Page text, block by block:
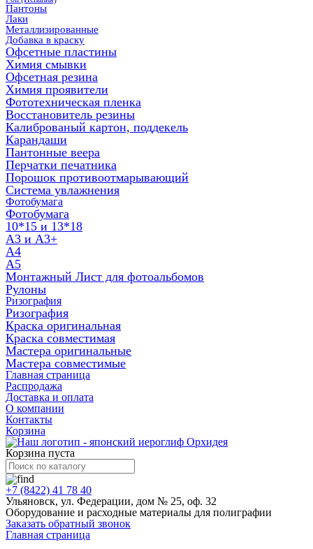
Пантоны
Лаки
Металлизированные
Добавка в краску
Офсетные пластины
Химия смывки
Офсетная резина
Химия проявители
Фототехническая пленка
Восстановитель резины
Калиброваный картон, поддекель
Карандаши
Пантонные веера
Перчатки печатника
Порошок противоотмарывающий
Система увлажнения
Фотобумага
Фотобумага
10*15 и 13*18
A3 и А3+
А4
А5
Монтажный Лист для фотоальбомов
Рулоны
Ризография
Ризография
Краска оригинальная
Краска совместимая
Мастера оригинальные
Мастера совместимые
Главная страница
Распродажа
Доставка и оплата
О компании
Контакты
Корзина
Корзина пуста
+7 (8422) 41 78 40
Ульяновск, ул. Федерации, дом № 25, оф. 32
Оборудование и расходные материалы для полиграфии
Заказать обратный звонок
Главная страница